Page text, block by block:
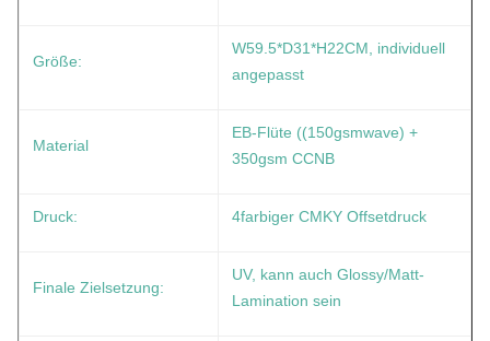
Größe:
W59.5*D31*H22CM, individuell
angepasst
Material
EB-Flüte ((150gsmwave) +
350gsm CCNB
Druck: 4farbiger CMKY Offsetdruck
Finale Zielsetzung:
UV, kann auch Glossy/Matt-
Lamination sein